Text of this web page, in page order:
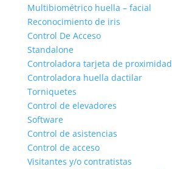
Multibiométrico huella – facial
Reconocimiento de iris
Control De Acceso
Standalone
Controladora tarjeta de proximidad
Controladora huella dactilar
Torniquetes
Control de elevadores
Software
Control de asistencias
Control de acceso
Visitantes y/o contratistas